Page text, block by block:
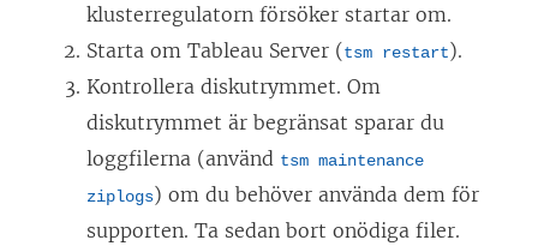
klusterregulatorn försöker startar om.
Starta om Tableau Server (tsm restart).
Kontrollera diskutrymmet. Om
diskutrymmet är begränsat sparar du
loggfilerna (använd tsm maintenance
ziplogs) om du behöver använda dem för
supporten. Ta sedan bort onödiga filer.